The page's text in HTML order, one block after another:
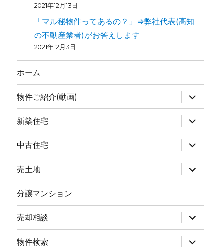
2021年12月13日
「マル秘物件ってあるの？」⇒弊社代表(高知
の不動産業者)がお答えします
2021年12月3日
ホーム
物件ご紹介(動画)
新築住宅
中古住宅
売土地
分譲マンション
売却相談
物件検索